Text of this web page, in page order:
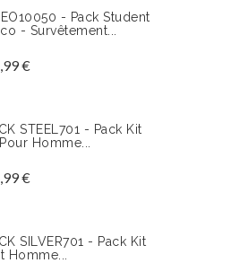
- Pack Student
- Survêtement...
€
STEEL701 - Pack Kit
Homme...
€
SILVER701 - Pack Kit
Homme...